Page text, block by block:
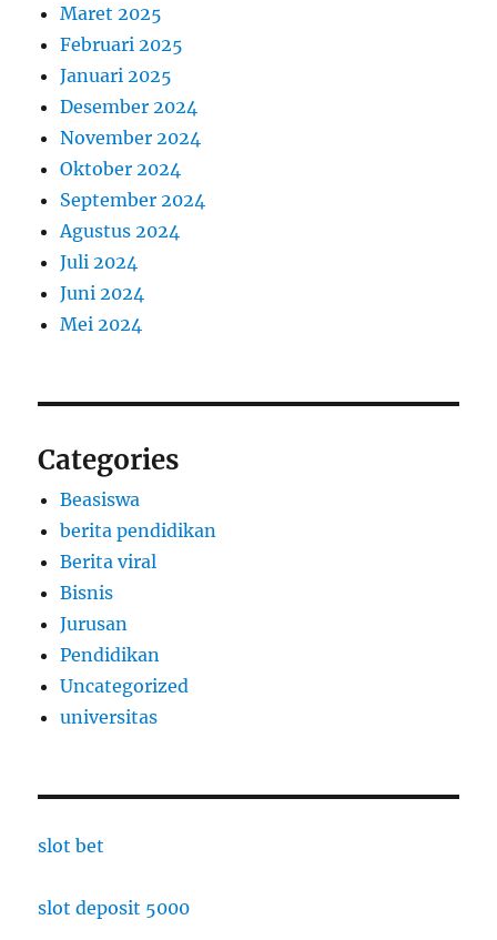
Maret 2025
Februari 2025
Januari 2025
Desember 2024
November 2024
Oktober 2024
September 2024
Agustus 2024
Juli 2024
Juni 2024
Mei 2024
Categories
Beasiswa
berita pendidikan
Berita viral
Bisnis
Jurusan
Pendidikan
Uncategorized
universitas
slot bet
slot deposit 5000